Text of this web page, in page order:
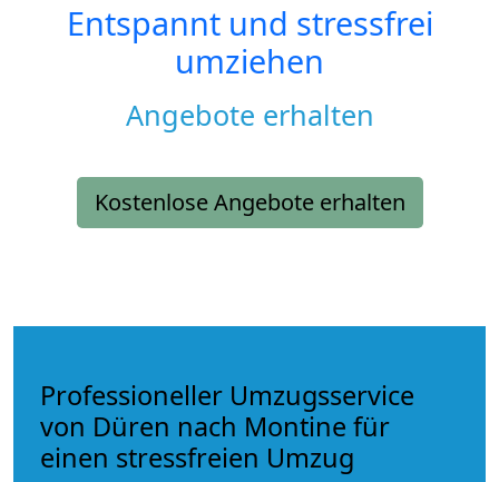
Entspannt und stressfrei
umziehen
Angebote erhalten
Kostenlose Angebote erhalten
Professioneller Umzugsservice
von Düren nach Montine für
einen stressfreien Umzug